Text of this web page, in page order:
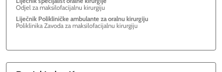
Odjel za maksilofacijalnu kirurgiju
Liječnik Polikliničke ambulante za oralnu kirurgiju
Poliklinika Zavoda za maksilofacijalnu kirurgiju